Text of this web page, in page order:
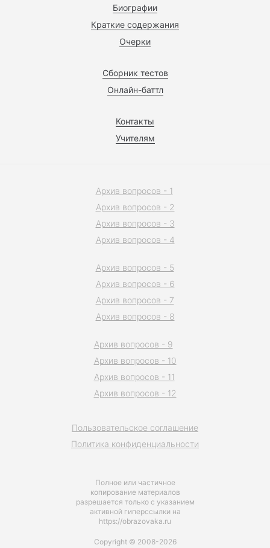
Биографии
Краткие содержания
Очерки
Сборник тестов
Онлайн-баттл
Контакты
Учителям
Полное или частичное
копирование материалов
разрешается только с указанием
активной гиперссылки на
https://obrazovaka.ru
Пользовательское соглашение
Политика конфиденциальности
Архив вопросов - 1
Архив вопросов - 2
Архив вопросов - 3
Архив вопросов - 4
Архив вопросов - 5
Архив вопросов - 6
Архив вопросов - 7
Архив вопросов - 8
Архив вопросов - 9
Архив вопросов - 10
Архив вопросов - 11
Архив вопросов - 12
Copyright © 2008-2026